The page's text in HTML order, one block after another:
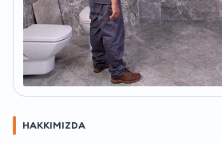
HAKKIMIZDA